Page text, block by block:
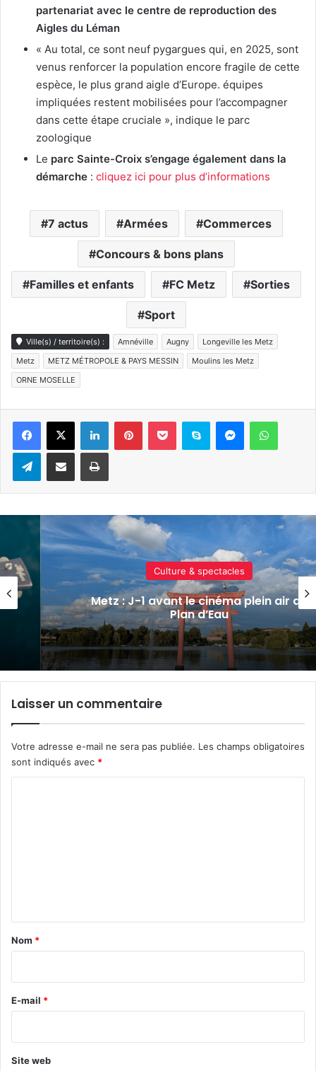
partenariat avec le centre de reproduction des
Aigles du Léman
« Au total, ce sont neuf pygargues qui, en 2025, sont
venus renforcer la population encore fragile de cette
espèce, le plus grand aigle d’Europe. équipes
impliquées restent mobilisées pour l’accompagner
dans cette étape cruciale », indique le parc
zoologique
Le parc Sainte-Croix s’engage également dans la
démarche : cliquez ici pour plus d’informations
7 actus Armées Commerces
Concours & bons plans
Familles et enfants FC Metz Sorties
Sport
Ville(s) / territoire(s) : Amnéville Augny
Longeville les Metz
Metz
METZ MÉTROPOLE & PAYS MESSIN
Moulins les Metz
ORNE MOSELLE
LinkedinPinterestPocket Skype Messenger
TelegramPartager par e-mail Imprimer
au
Culture & spectacles
Un festival de musique celte
parc archéologique de Bliesbruck
8 août 2026
Laisser un commentaire
Votre adresse e-mail ne sera pas publiée. Les champs obligatoires
sont indiqués avec *
a
e
Nom *
E-mail *
Site web